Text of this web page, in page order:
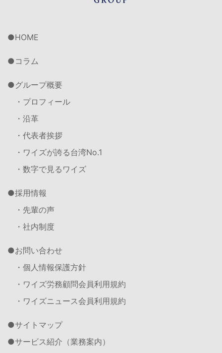
HOME
コラム
グループ概要
・プロフィール
・沿革
・代表者挨拶
・ワイズが誇る台湾No.1
・数字で見るワイズ
採用情報
・先輩の声
・社内制度
お問い合わせ
・個人情報保護方針
・ワイズ労務顧問会員利用規約
・ワイズニュース会員利用規約
サイトマップ
サービス紹介（業務案内）